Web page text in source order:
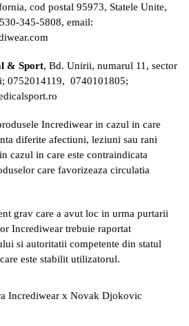
cod postal 95973, Statele Unite,
email:
& Sport, Bd. Unirii, numarul 11, sector
0752014119, 0740101805;
Incrediwear in cazul in care
diferite afectiuni, leziuni sau rani
cazul in care este contraindicata
care favorizeaza circulatia
grav care a avut loc in urma purtarii
Incrediwear trebuie raportat
si autoritatii competente din statul
este stabilit utilizatorul.
Incrediwear x Novak Djokovic